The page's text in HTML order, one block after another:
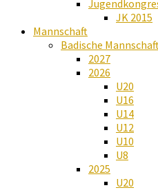
JK 2015
Mannschaft
Badische
2027
2026
U20
U16
U14
U12
U10
U8
2025
U20